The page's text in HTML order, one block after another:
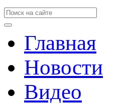
Главная
Новости
Видео